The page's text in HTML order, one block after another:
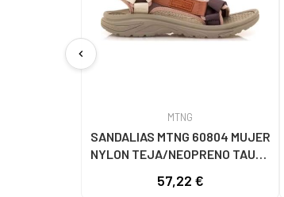
chevron_left
MTNG
SANDALIAS MTNG 60804 MUJER
NYLON TEJA/NEOPRENO TAUPE
NEOPRENE TAUPE
57,22 €